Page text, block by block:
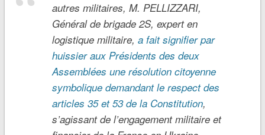
autres militaires, M. PELLIZZARI,
Général de brigade 2S, expert en
logistique militaire, a fait signifier par
huissier aux Présidents des deux
Assemblées une résolution citoyenne
symbolique demandant le respect des
articles 35 et 53 de la Constitution,
s’agissant de l’engagement militaire et